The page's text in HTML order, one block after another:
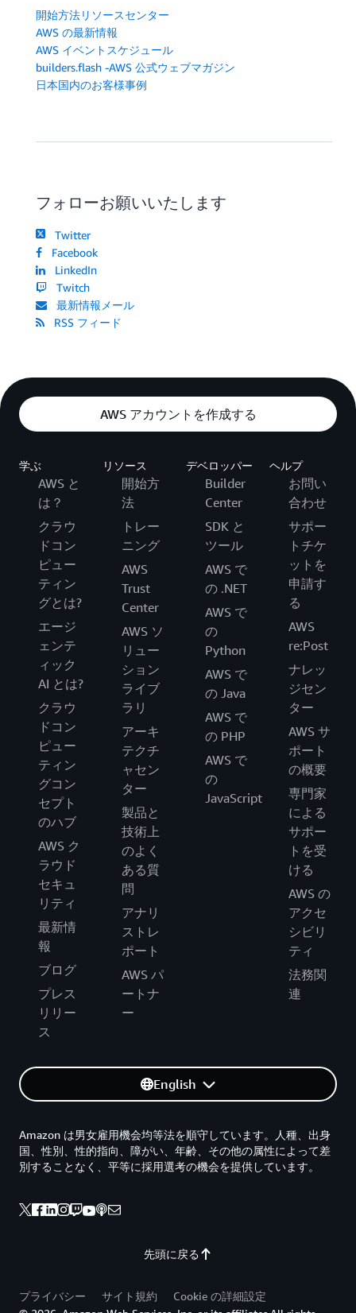
開始方法リソースセンター
AWS の最新情報
AWS イベントスケジュール
builders.flash -AWS 公式ウェブマガジン
日本国内のお客様事例
フォローお願いいたします
Twitter
Facebook
LinkedIn
Twitch
最新情報メール
RSS フィード
AWS アカウントを作成する
学ぶ
AWS と
は？
クラウ
ドコン
ピュー
ティン
グとは?
エージ
ェンテ
ィック
AI とは?
クラウ
ドコン
ピュー
ティン
グコン
セプト
のハブ
AWS ク
ラウド
セキュ
リティ
最新情
報
ブログ
プレス
リリー
ス
リソース
開始方
法
トレー
ニング
AWS
Trust
Center
AWS ソ
リュー
ション
ライブ
ラリ
アーキ
テクチ
ャセン
ター
製品と
技術上
のよく
ある質
問
アナリ
ストレ
ポート
AWS パ
ートナ
ー
デベロッパー
Builder
Center
SDK と
ツール
AWS で
の .NET
AWS で
の
Python
AWS で
の Java
AWS で
の PHP
AWS で
の
JavaScript
ヘルプ
お問い
合わせ
サポー
トチケ
ットを
申請す
る
AWS
re:Post
ナレッ
ジセン
ター
AWS サ
ポート
の概要
専門家
による
サポー
トを受
ける
AWS の
アクセ
シビリ
ティ
法務関
連
English
先頭に戻る
Amazon は男女雇用機会均等法を順守しています。人種、出身
国、性別、性的指向、障がい、年齢、その他の属性によって差
別することなく、平等に採用選考の機会を提供しています。
プライバシー サイト規約
Cookie の詳細設定